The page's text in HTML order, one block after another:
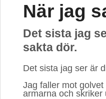
När jag
Det sista jag
sakta dör.
Det sista jag ser är
Jag faller mot
armarna och skriker